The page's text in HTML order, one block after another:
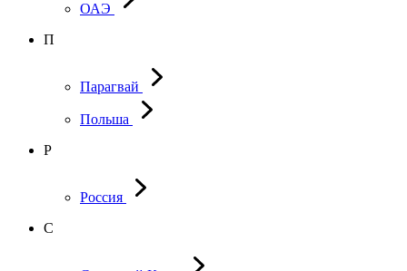
ОАЭ
П
Парагвай
Польша
Р
Россия
С